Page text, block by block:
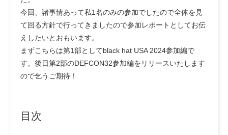
今回、諸事情あって私1名のみの参加でしたので全体を見
て回る方針で行ってきましたので参加レポートとしてお伝
えしたいとおもいます。
まずこちらは第1部としてblack hat USA 2024参加編で
す。後日第2部のDEFCON32参加編をリリースいたします
ので乞うご期待！
目次